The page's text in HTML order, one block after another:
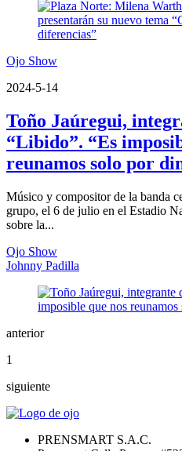
Ojo Show
2024-5-14
Toño Jaúregui,
“Libido”. “Es
reunamos solo por
Músico y compositor de la banda
grupo, el 6 de julio en el Estadio
sobre la...
Ojo Show
Johnny Padilla
anterior
1
siguiente
PRENSMART S.A.C.